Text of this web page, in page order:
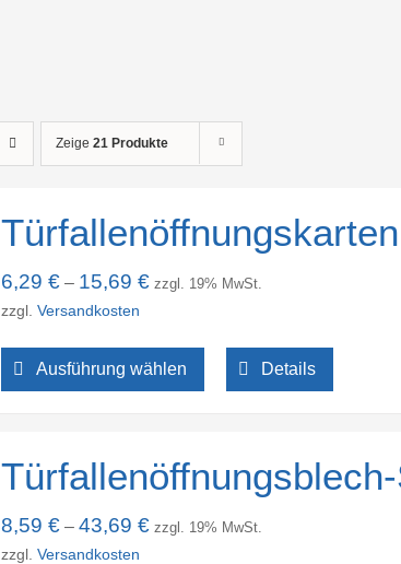
Zeige 21 Produkte
6,29 €– 15,69 € zzgl. 19% MwSt.
zzgl. Versandkosten
Ausführung wählen Details
8,59 €– 43,69 € zzgl. 19% MwSt.
zzgl. Versandkosten